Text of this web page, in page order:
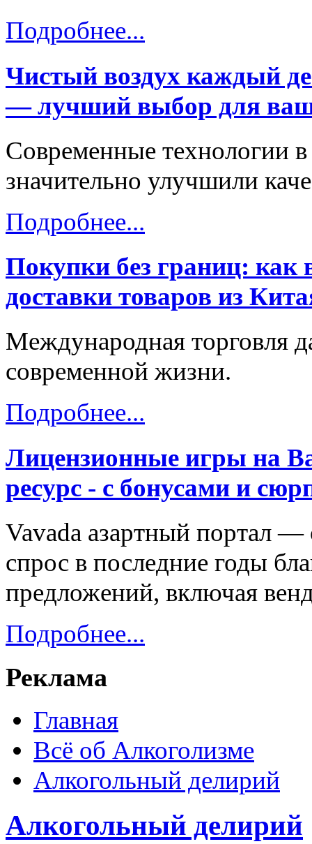
Подробнее...
Чистый воздух каждый
— лучший выбор для
Современные технологии
значительно улучшили
Подробнее...
Покупки без границ:
доставки товаров из
Международная торговля
современной жизни.
Подробнее...
Лицензионные игры на
ресурс - с бонусами и
Vavada азартный портал —
спрос в последние годы
предложений, включая
Подробнее...
Реклама
Главная
Всё об Алкоголизме
Алкогольный делирий
Алкогольный делирий